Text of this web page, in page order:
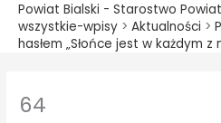
Powiat Bialski - Starostwo
wszystkie-wpisy > Aktualności >
hasłem „Słońce jest w każdym
64